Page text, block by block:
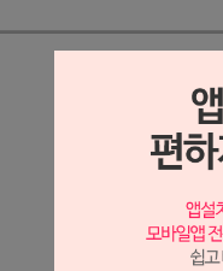
상
※
장미는 시세 변동